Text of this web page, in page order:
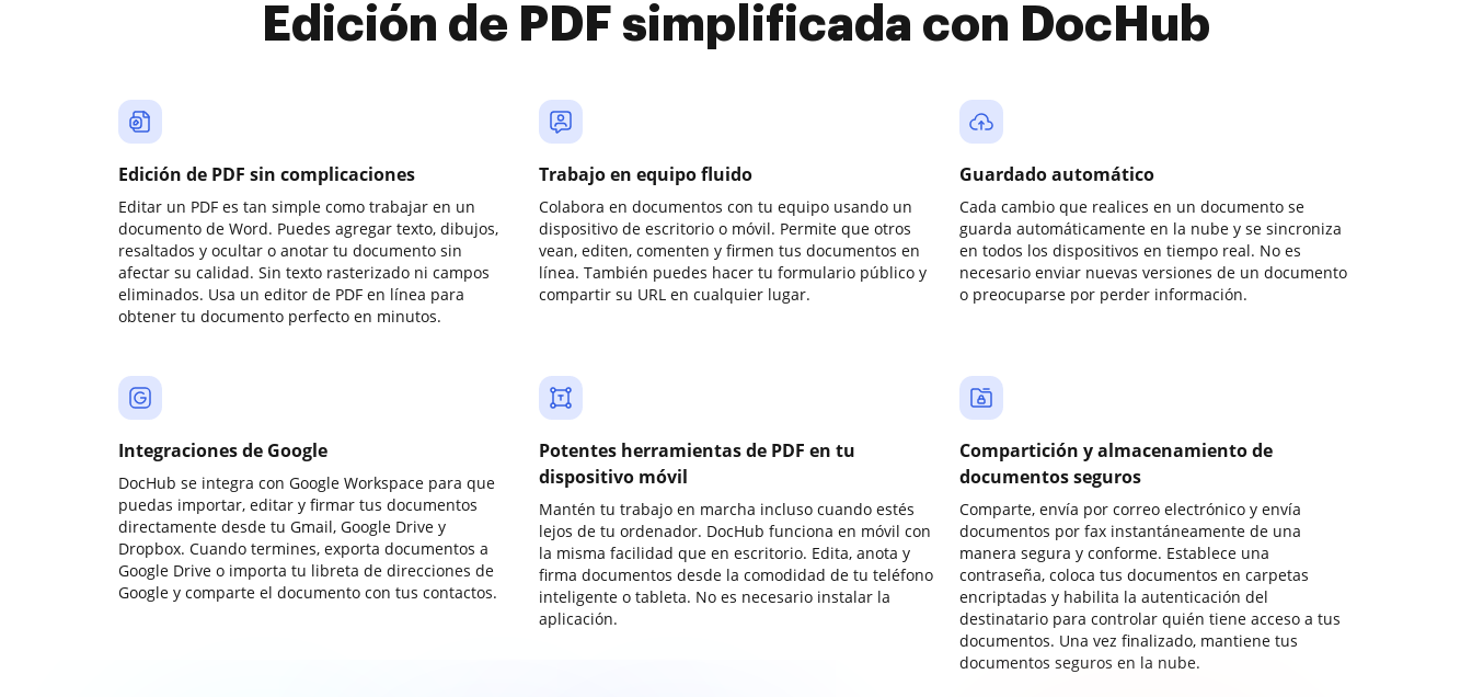
Edición de PDF simplificada con DocHub
Edición de PDF sin complicaciones
Editar un PDF es tan simple como trabajar en un
documento de Word. Puedes agregar texto, dibujos,
resaltados y ocultar o anotar tu documento sin
afectar su calidad. Sin texto rasterizado ni campos
eliminados. Usa un editor de PDF en línea para
obtener tu documento perfecto en minutos.
Trabajo en equipo fluido
Colabora en documentos con tu equipo usando un
dispositivo de escritorio o móvil. Permite que otros
vean, editen, comenten y firmen tus documentos en
línea. También puedes hacer tu formulario público y
compartir su URL en cualquier lugar.
Guardado automático
Cada cambio que realices en un documento se
guarda automáticamente en la nube y se sincroniza
en todos los dispositivos en tiempo real. No es
necesario enviar nuevas versiones de un documento
o preocuparse por perder información.
Integraciones de Google
DocHub se integra con Google Workspace para que
puedas importar, editar y firmar tus documentos
directamente desde tu Gmail, Google Drive y
Dropbox. Cuando termines, exporta documentos a
Google Drive o importa tu libreta de direcciones de
Google y comparte el documento con tus contactos.
Potentes herramientas de PDF en tu
dispositivo móvil
Mantén tu trabajo en marcha incluso cuando estés
lejos de tu ordenador. DocHub funciona en móvil con
la misma facilidad que en escritorio. Edita, anota y
firma documentos desde la comodidad de tu teléfono
inteligente o tableta. No es necesario instalar la
aplicación.
Compartición y almacenamiento de
documentos seguros
Comparte, envía por correo electrónico y envía
documentos por fax instantáneamente de una
manera segura y conforme. Establece una
contraseña, coloca tus documentos en carpetas
encriptadas y habilita la autenticación del
destinatario para controlar quién tiene acceso a tus
documentos. Una vez finalizado, mantiene tus
documentos seguros en la nube.